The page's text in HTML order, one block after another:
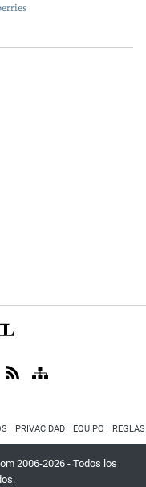
PRIVACIDAD EQUIPO
2006-2026 - Todos los